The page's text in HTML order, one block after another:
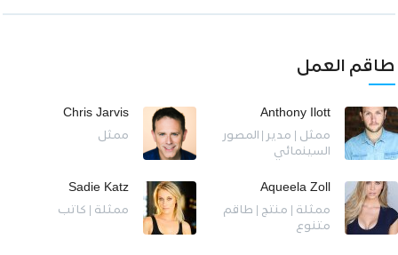
طاقم العمل
Anthony Ilott
ممثل | مدير | المصور
السينمائي
Chris Jarvis
ممثل
Aqueela Zoll
ممثلة | منتج | طاقم
متنوع
Sadie Katz
ممثلة | كاتب